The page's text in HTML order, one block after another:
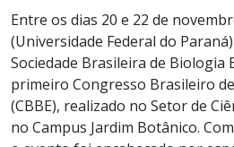
Entre os dias 20 e 22 de
(Universidade Federal do
Sociedade Brasileira de Biologia
primeiro Congresso Brasileiro
(CBBE), realizado no Setor de
no Campus Jardim Botânico.